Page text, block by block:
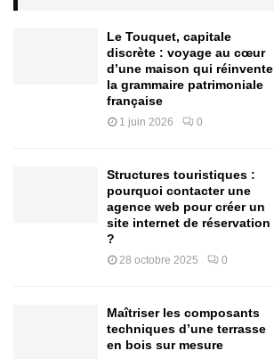
Le Touquet, capitale
discrète : voyage au cœur
d’une maison qui réinvente
la grammaire patrimoniale
française
1 juin 2026 0
Structures touristiques :
pourquoi contacter une
agence web pour créer un
site internet de réservation
?
28 octobre 2025 0
Maîtriser les composants
techniques d’une terrasse
en bois sur mesure